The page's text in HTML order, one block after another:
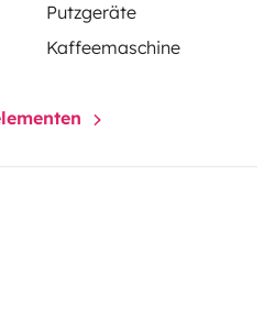
Putzgeräte
Kaffeemaschine